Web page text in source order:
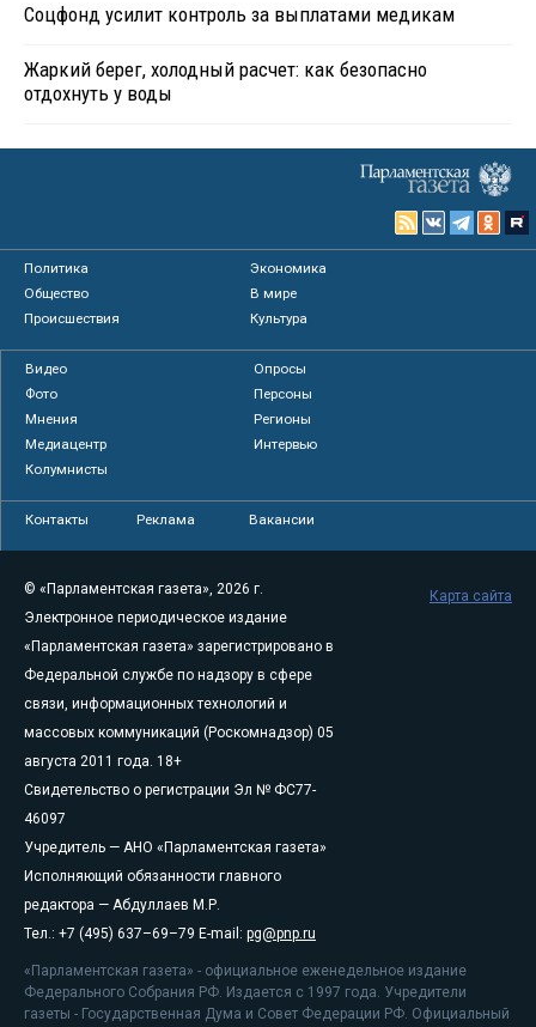
Соцфонд усилит контроль за выплатами медикам
Жаркий берег, холодный расчет: как безопасно
отдохнуть у воды
Политика
Экономика
Общество
В мире
Происшествия
Культура
Видео
Опросы
Фото
Персоны
Мнения
Регионы
Медиацентр
Интервью
Колумнисты
Контакты Реклама Вакансии
© «Парламентская газета», 2026 г.
Электронное периодическое издание
«Парламентская газета» зарегистрировано в
Федеральной службе по надзору в сфере
связи, информационных технологий и
массовых коммуникаций (Роскомнадзор) 05
августа 2011 года. 18+
Свидетельство о регистрации Эл № ФС77-
46097
Учредитель — АНО «Парламентская газета»
Исполняющий обязанности главного
редактора — Абдуллаев М.Р.
Тел.: +7 (495) 637–69–79 E-mail: pg@pnp.ru
«Парламентская газета» - официальное еженедельное издание
Федерального Собрания РФ. Издается с 1997 года. Учредители
газеты - Государственная Дума и Совет Федерации РФ. Официальный
Карта сайта